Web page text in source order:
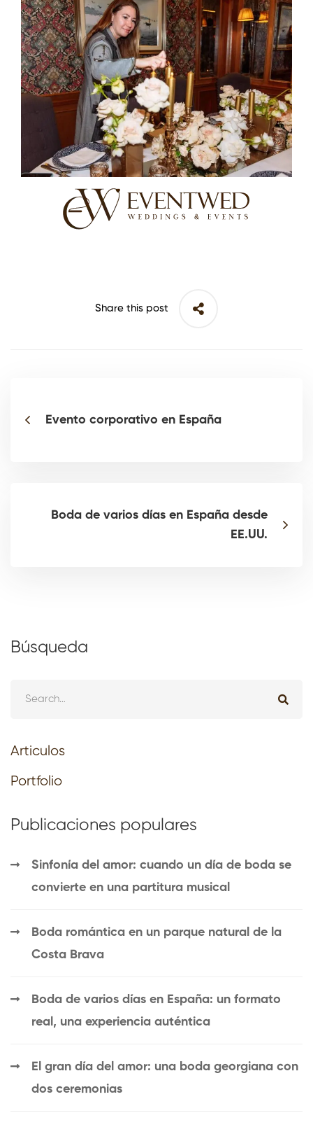
Share this post
Evento corporativo en España
Boda de varios días en España desde
EE.UU.
Búsqueda
Articulos
Portfolio
Publicaciones populares
Sinfonía del amor: cuando un día de boda se
convierte en una partitura musical
Boda romántica en un parque natural de la
Costa Brava
Boda de varios días en España: un formato
real, una experiencia auténtica
El gran día del amor: una boda georgiana con
dos ceremonias